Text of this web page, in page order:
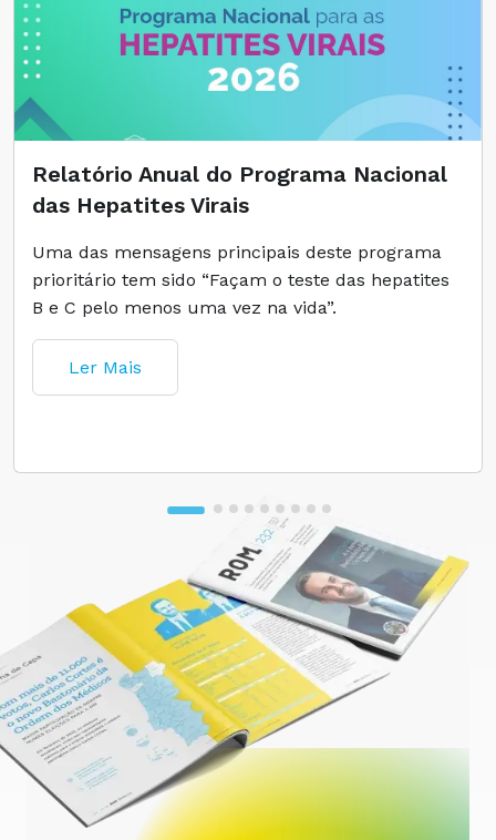
Relatório Anual do Programa Nacional
das Hepatites Virais
Uma das mensagens principais deste programa
prioritário tem sido “Façam o teste das hepatites
B e C pelo menos uma vez na vida”.
Ler Mais